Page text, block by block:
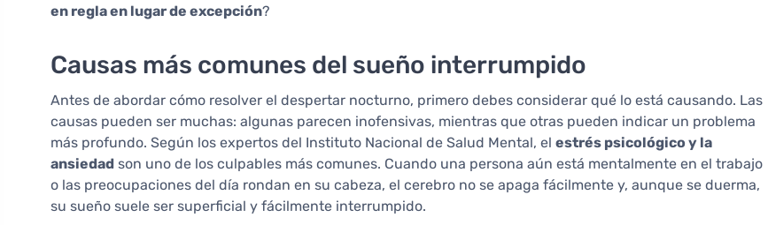
en regla en lugar de excepción?
Causas más comunes del sueño interrumpido
Antes de abordar cómo resolver el despertar nocturno, primero debes considerar qué lo está causando. Las
causas pueden ser muchas: algunas parecen inofensivas, mientras que otras pueden indicar un problema
más profundo. Según los expertos del Instituto Nacional de Salud Mental, el estrés psicológico y la
ansiedad son uno de los culpables más comunes. Cuando una persona aún está mentalmente en el trabajo
o las preocupaciones del día rondan en su cabeza, el cerebro no se apaga fácilmente y, aunque se duerma,
su sueño suele ser superficial y fácilmente interrumpido.